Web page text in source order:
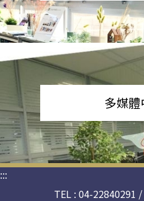
多媒
:::
TEL : 04-22840291